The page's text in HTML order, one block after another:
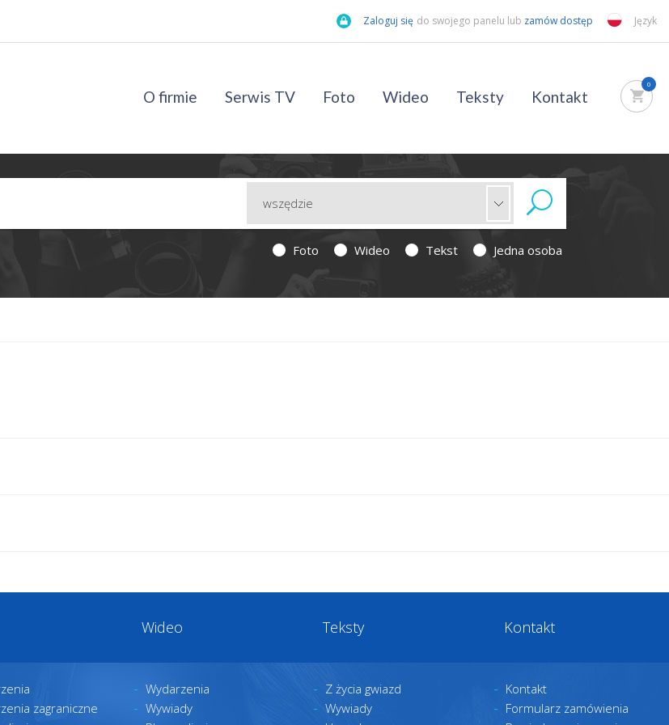
Zaloguj się do swojego panelu lub zamów dostęp Język
O firmie Serwis TV Foto Wideo Teksty Kontakt
0
Foto Wideo Tekst Jedna osoba
Wideo Teksty Kontakt
zagraniczne
Wydarzenia
Wywiady
Z życia gwiazd
Wywiady
Kontakt
Formularz zamówienia